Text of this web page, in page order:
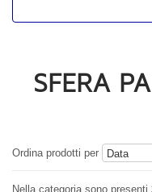
SFERA
Ordina prodotti per Data
Nella categoria sono presenti